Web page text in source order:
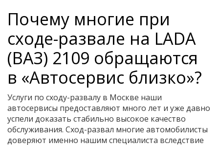
Почему многие при
сходе-развале на LADA
(ВАЗ) 2109 обращаются
в «Автосервис близко»?
Услуги по сходу-развалу в Москве наши
автосервисы предоставляют много лет и уже давно
успели доказать стабильно высокое качество
обслуживания. Сход-развал многие автомобилисты
доверяют именно нашим специалиста вследствие